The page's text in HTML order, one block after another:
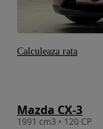
Mazda CX-3
1991 cm3 • 120 CP
Calculeaza rata